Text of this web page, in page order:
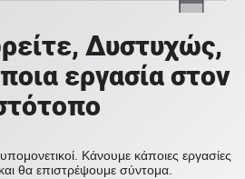
Δυστυχώς,
εργασία στον
Κάνουμε κάποιες εργασίες
θα επιστρέψουμε σύντομα.